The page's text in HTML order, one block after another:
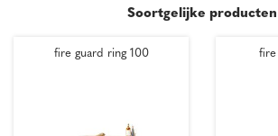
Soortgelijke producten
fire guard ring 100